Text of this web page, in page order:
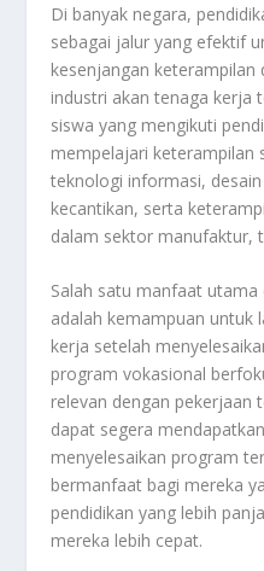
Di banyak negara,
sebagai jalur yang efektif
kesenjangan
industri akan tenaga kerja
siswa yang mengikuti
mempelajari keterampilan
teknologi informasi,
kecantikan, serta
dalam sektor manufaktur,
Salah satu manfaat
adalah kemampuan untuk
kerja setelah
program vokasional
relevan dengan pekerjaan
dapat segera
menyelesaikan program
bermanfaat bagi mereka
pendidikan yang lebih
mereka lebih cepat.